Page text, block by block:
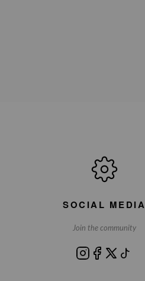
SOCIAL MEDIA
Join the community